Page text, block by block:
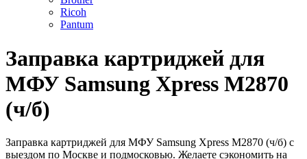
Ricoh
Pantum
Заправка картриджей для
МФУ Samsung Xpress M2870
(ч/б)
Заправка картриджей для МФУ Samsung Xpress M2870 (ч/б) с
выездом по Москве и подмосковью. Желаете сэкономить на